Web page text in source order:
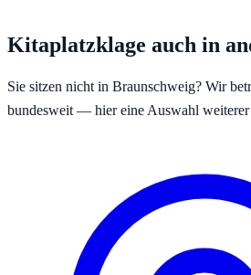
Kitaplatzklage auch in
Sie sitzen nicht in Braunschweig? Wir
bundesweit — hier eine Auswahl weiterer